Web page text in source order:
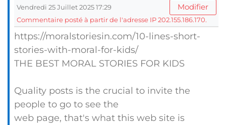
Vendredi 25 Juillet 2025 17:29
Modifier
Commentaire posté à partir de l'adresse IP 202.155.186.170.
https://moralstoriesin.com/10-lines-short-
stories-with-moral-for-kids/
THE BEST MORAL STORIES FOR KIDS
Quality posts is the crucial to invite the
people to go to see the
web page, that's what this web site is